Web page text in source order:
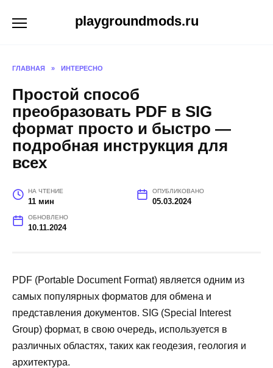
playgroundmods.ru
ГЛАВНАЯ » ИНТЕРЕСНО
Простой способ
преобразовать PDF в SIG
формат просто и быстро —
подробная инструкция для
всех
НА ЧТЕНИЕ
11 мин
ОПУБЛИКОВАНО
05.03.2024
ОБНОВЛЕНО
10.11.2024
PDF (Portable Document Format) является одним из
самых популярных форматов для обмена и
представления документов. SIG (Special Interest
Group) формат, в свою очередь, используется в
различных областях, таких как геодезия, геология и
архитектура.